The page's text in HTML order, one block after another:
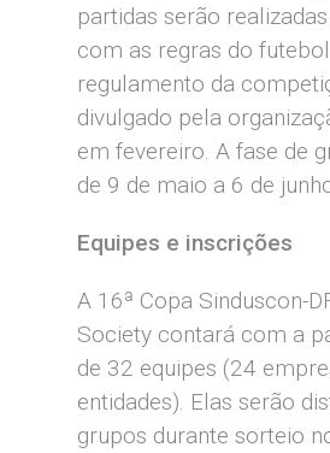
partidas serão
com as regras do
regulamento da
divulgado pela
em fevereiro. A fase de
de 9 de maio a 6 de
Equipes e inscrições
A 16ª Copa Sinduscon-
Society contará com a
de 32 equipes (24
entidades). Elas serão
grupos durante sorteio